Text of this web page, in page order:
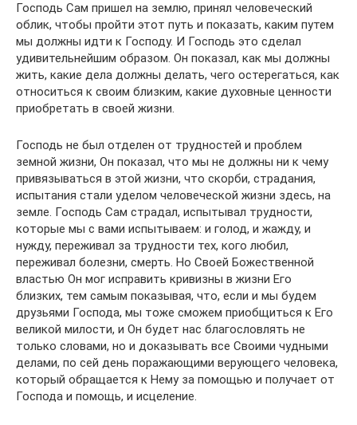
Господь Сам пришел на землю, принял человеческий
облик, чтобы пройти этот путь и показать, каким путем
мы должны идти к Господу. И Господь это сделал
удивительнейшим образом. Он показал, как мы должны
жить, какие дела должны делать, чего остерегаться, как
относиться к своим близким, какие духовные ценности
приобретать в своей жизни.
Господь не был отделен от трудностей и проблем
земной жизни, Он показал, что мы не должны ни к чему
привязываться в этой жизни, что скорби, страдания,
испытания стали уделом человеческой жизни здесь, на
земле. Господь Сам страдал, испытывал трудности,
которые мы с вами испытываем: и голод, и жажду, и
нужду, переживал за трудности тех, кого любил,
переживал болезни, смерть. Но Своей Божественной
властью Он мог исправить кривизны в жизни Его
близких, тем самым показывая, что, если и мы будем
друзьями Господа, мы тоже сможем приобщиться к Его
великой милости, и Он будет нас благословлять не
только словами, но и доказывать все Своими чудными
делами, по сей день поражающими верующего человека,
который обращается к Нему за помощью и получает от
Господа и помощь, и исцеление.